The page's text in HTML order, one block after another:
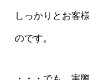
しっかりとお客
のです。